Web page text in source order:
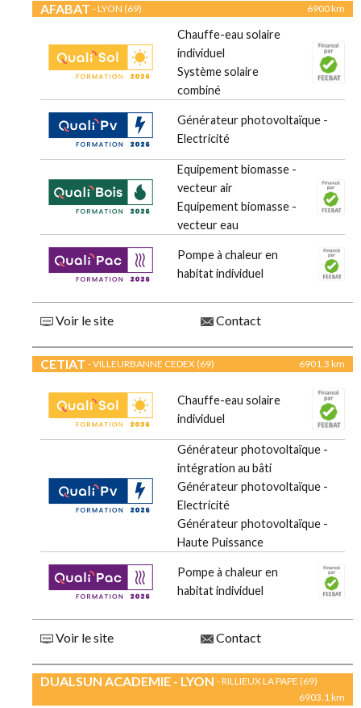
AFABAT - LYON (69) 6900 km
Chauffe-eau solaire
individuel
Système solaire
combiné
Générateur photovoltaïque -
Electricité
Equipement biomasse -
vecteur air
Equipement biomasse -
vecteur eau
Pompe à chaleur en
habitat individuel
Voir le site Contact
CETIAT - VILLEURBANNE CEDEX (69) 6901.3 km
Chauffe-eau solaire
individuel
Générateur photovoltaïque -
intégration au bâti
Générateur photovoltaïque -
Electricité
Générateur photovoltaïque -
Haute Puissance
Pompe à chaleur en
habitat individuel
Voir le site Contact
DUALSUN ACADEMIE - LYON - RILLIEUX LA PAPE (69)
6903.1 km